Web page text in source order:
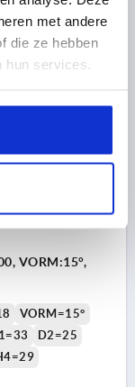
met andere
die ze hebben
hun services.
DETAILS
VORM:15°,
VORM=15°
D2=25